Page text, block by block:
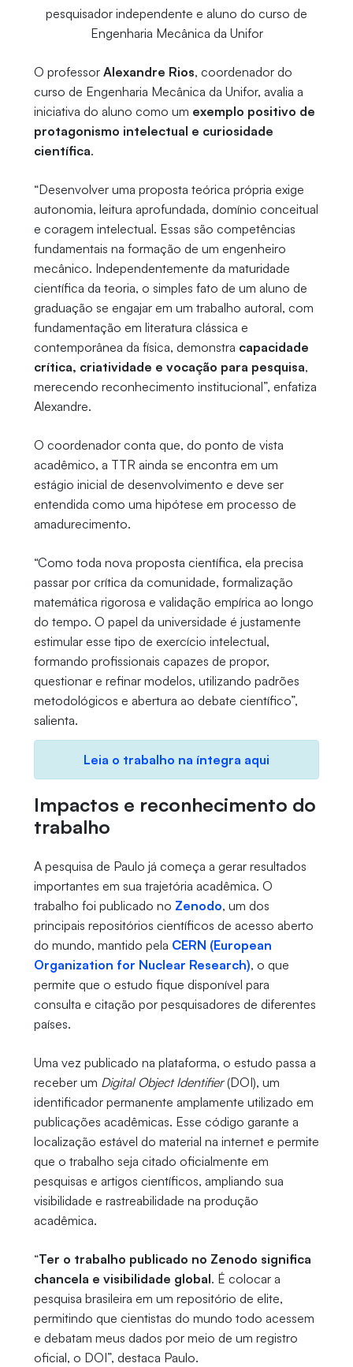
pesquisador independente e aluno do curso de
Engenharia Mecânica da Unifor
O professor Alexandre Rios, coordenador do
curso de Engenharia Mecânica da Unifor, avalia a
iniciativa do aluno como um exemplo positivo de
protagonismo intelectual e curiosidade
científica.
“Desenvolver uma proposta teórica própria exige
autonomia, leitura aprofundada, domínio conceitual
e coragem intelectual. Essas são competências
fundamentais na formação de um engenheiro
mecânico. Independentemente da maturidade
científica da teoria, o simples fato de um aluno de
graduação se engajar em um trabalho autoral, com
fundamentação em literatura clássica e
contemporânea da física, demonstra capacidade
crítica, criatividade e vocação para pesquisa,
merecendo reconhecimento institucional”, enfatiza
Alexandre.
O coordenador conta que, do ponto de vista
acadêmico, a TTR ainda se encontra em um
estágio inicial de desenvolvimento e deve ser
entendida como uma hipótese em processo de
amadurecimento.
“Como toda nova proposta científica, ela precisa
passar por crítica da comunidade, formalização
matemática rigorosa e validação empírica ao longo
do tempo. O papel da universidade é justamente
estimular esse tipo de exercício intelectual,
formando profissionais capazes de propor,
questionar e refinar modelos, utilizando padrões
metodológicos e abertura ao debate científico”,
salienta.
Leia o trabalho na íntegra aqui
Impactos e reconhecimento do
trabalho
A pesquisa de Paulo já começa a gerar resultados
importantes em sua trajetória acadêmica. O
trabalho foi publicado no Zenodo, um dos
principais repositórios científicos de acesso aberto
do mundo, mantido pela CERN (European
Organization for Nuclear Research), o que
permite que o estudo fique disponível para
consulta e citação por pesquisadores de diferentes
países.
Uma vez publicado na plataforma, o estudo passa a
receber um Digital Object Identifier(DOI), um
identificador permanente amplamente utilizado em
publicações acadêmicas. Esse código garante a
localização estável do material na internet e permite
que o trabalho seja citado oficialmente em
pesquisas e artigos científicos, ampliando sua
visibilidade e rastreabilidade na produção
acadêmica.
“Ter o trabalho publicado no Zenodo significa
chancela e visibilidade global. É colocar a
pesquisa brasileira em um repositório de elite,
permitindo que cientistas do mundo todo acessem
e debatam meus dados por meio de um registro
oficial, o DOI”, destaca Paulo.